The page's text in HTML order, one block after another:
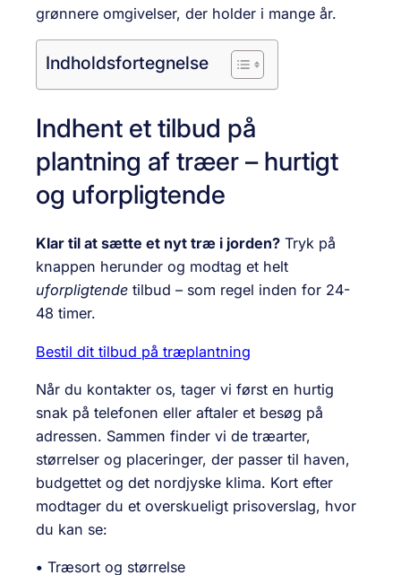
grønnere omgivelser, der holder i mange år.
Indholdsfortegnelse
Indhent et tilbud på
plantning af træer – hurtigt
og uforpligtende
Klar til at sætte et nyt træ i jorden? Tryk på
knappen herunder og modtag et helt
uforpligtende tilbud – som regel inden for 24-
48 timer.
Bestil dit tilbud på træplantning
Når du kontakter os, tager vi først en hurtig
snak på telefonen eller aftaler et besøg på
adressen. Sammen finder vi de træarter,
størrelser og placeringer, der passer til haven,
budgettet og det nordjyske klima. Kort efter
modtager du et overskueligt prisoverslag, hvor
du kan se:
• Træsort og størrelse